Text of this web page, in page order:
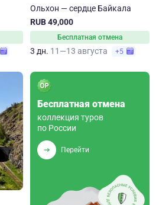
Ольхон — сердце Байкала
RUB 49,000
Бесплатная отмена
3 дн. 11—13 августа +5
Бесплатная отмена
коллекция туров
по России
Перейти